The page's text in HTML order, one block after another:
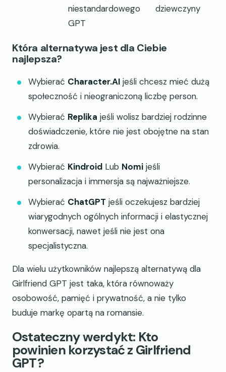
niestandardowego
GPT
dziewczyny
Która alternatywa jest dla Ciebie
najlepsza?
Wybierać Character.AI jeśli chcesz mieć dużą
społeczność i nieograniczoną liczbę person.
Wybierać Replika jeśli wolisz bardziej rodzinne
doświadczenie, które nie jest obojętne na stan
zdrowia.
Wybierać Kindroid Lub Nomi jeśli
personalizacja i immersja są najważniejsze.
Wybierać ChatGPT jeśli oczekujesz bardziej
wiarygodnych ogólnych informacji i elastycznej
konwersacji, nawet jeśli nie jest ona
specjalistyczna.
Dla wielu użytkowników najlepszą alternatywą dla
Girlfriend GPT jest taka, która równoważy
osobowość, pamięć i prywatność, a nie tylko
buduje markę opartą na romansie.
Ostateczny werdykt: Kto
powinien korzystać z Girlfriend
GPT?